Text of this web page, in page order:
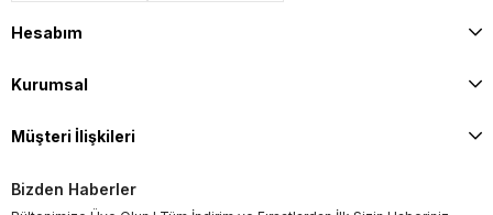
Hesabım
Kurumsal
Müşteri İlişkileri
Bizden Haberler